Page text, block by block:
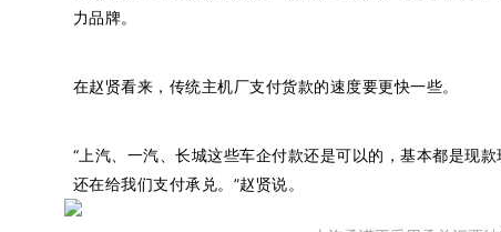
力品牌。
在赵贤看来，传统主机厂支付货款的速度要更快一些。
“上汽、一汽、长城这些车企付款还是可以的，基本都是现
还在给我们支付承兑。”赵贤说。